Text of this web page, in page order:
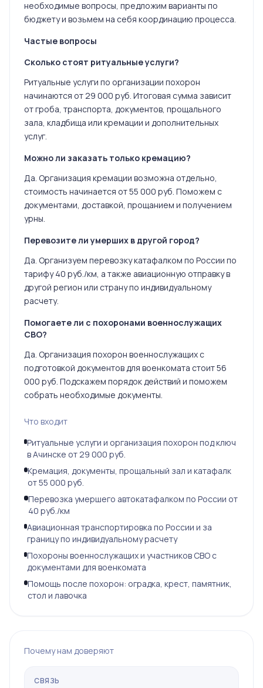
необходимые вопросы, предложим варианты по
бюджету и возьмем на себя координацию процесса.
Частые вопросы
Сколько стоят ритуальные услуги?
Ритуальные услуги по организации похорон
начинаются от 29 000 руб. Итоговая сумма зависит
от гроба, транспорта, документов, прощального
зала, кладбища или кремации и дополнительных
услуг.
Можно ли заказать только кремацию?
Да. Организация кремации возможна отдельно,
стоимость начинается от 55 000 руб. Поможем с
документами, доставкой, прощанием и получением
урны.
Перевозите ли умерших в другой город?
Да. Организуем перевозку катафалком по России по
тарифу 40 руб./км, а также авиационную отправку в
другой регион или страну по индивидуальному
расчету.
Помогаете ли с похоронами военнослужащих
СВО?
Да. Организация похорон военнослужащих с
подготовкой документов для военкомата стоит 56
000 руб. Подскажем порядок действий и поможем
собрать необходимые документы.
Что входит
Ритуальные услуги и организация похорон под ключ
в Ачинске от 29 000 руб.
Кремация, документы, прощальный зал и катафалк
от 55 000 руб.
Перевозка умершего автокатафалком по России от
40 руб./км
Авиационная транспортировка по России и за
границу по индивидуальному расчету
Похороны военнослужащих и участников СВО с
документами для военкомата
Помощь после похорон: оградка, крест, памятник,
стол и лавочка
Почему нам доверяют
СВЯЗЬ